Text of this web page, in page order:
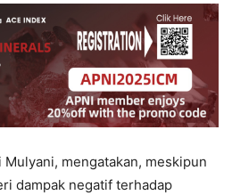
Mulyani, mengatakan, meskipun
dampak negatif terhadap